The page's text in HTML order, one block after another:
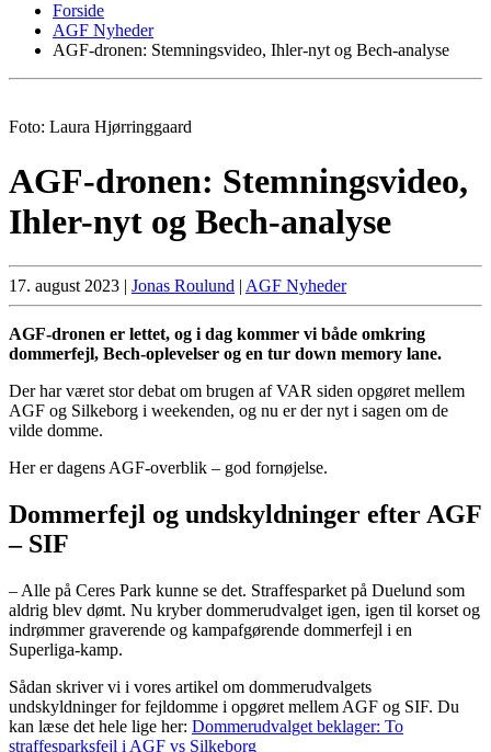
Forside
AGF Nyheder
AGF-dronen: Stemningsvideo, Ihler-nyt og Bech-analyse
Foto: Laura Hjørringgaard
AGF-dronen: Stemningsvideo,
Ihler-nyt og Bech-analyse
17. august 2023 | Jonas Roulund | AGF Nyheder
AGF-dronen er lettet, og i dag kommer vi både omkring
dommerfejl, Bech-oplevelser og en tur down memory lane.
Der har været stor debat om brugen af VAR siden opgøret mellem
AGF og Silkeborg i weekenden, og nu er der nyt i sagen om de
vilde domme.
Her er dagens AGF-overblik – god fornøjelse.
Dommerfejl og undskyldninger efter AGF
– SIF
– Alle på Ceres Park kunne se det. Straffesparket på Duelund som
aldrig blev dømt. Nu kryber dommerudvalget igen, igen til korset og
indrømmer graverende og kampafgørende dommerfejl i en
Superliga-kamp.
Sådan skriver vi i vores artikel om dommerudvalgets
undskyldninger for fejldomme i opgøret mellem AGF og SIF. Du
kan læse det hele lige her: Dommerudvalget beklager: To
straffesparksfejl i AGF vs Silkeborg